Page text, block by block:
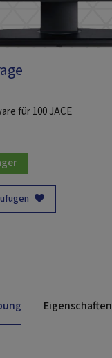
für 100 JACE
Eigenschaften